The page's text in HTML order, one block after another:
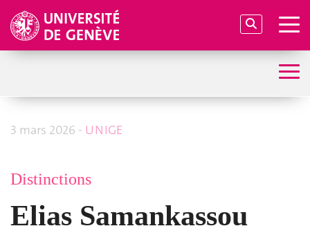
3 mars 2026 - UNIGE
Distinctions
Elias Samankassou